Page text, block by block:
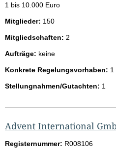
1 bis 10.000 Euro
Mitglieder: 150
Mitgliedschaften: 2
Aufträge: keine
Konkrete Regelungsvorhaben: 1
Stellungnahmen/Gutachten: 1
Advent International
Registernummer: R008106